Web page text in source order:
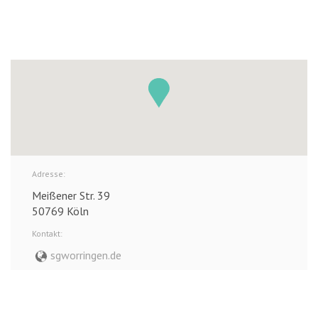
Adresse:
Meißener Str. 39
50769 Köln
Kontakt:
sgworringen.de